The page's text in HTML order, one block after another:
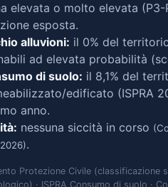
elevata o molto elevata (P3-
esposta.
alluvioni: il 0% del
ad elevata probabilità
di suolo: il 8,1% del
edificato (ISPRA
anno.
nessuna siccità in corso
.
Protezione Civile (classificazione
· ISPRA Consumo di suolo ·